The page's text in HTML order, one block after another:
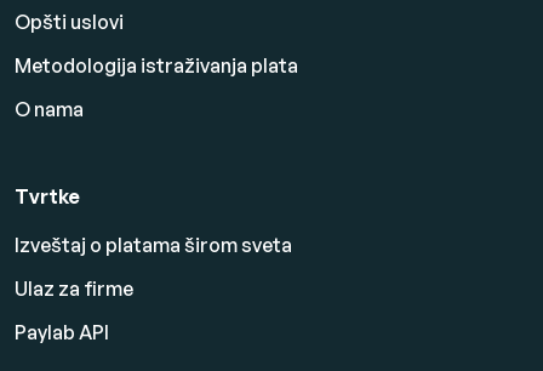
Opšti uslovi
Metodologija istraživanja plata
O nama
Tvrtke
Izveštaj o platama širom sveta
Ulaz za firme
Paylab API